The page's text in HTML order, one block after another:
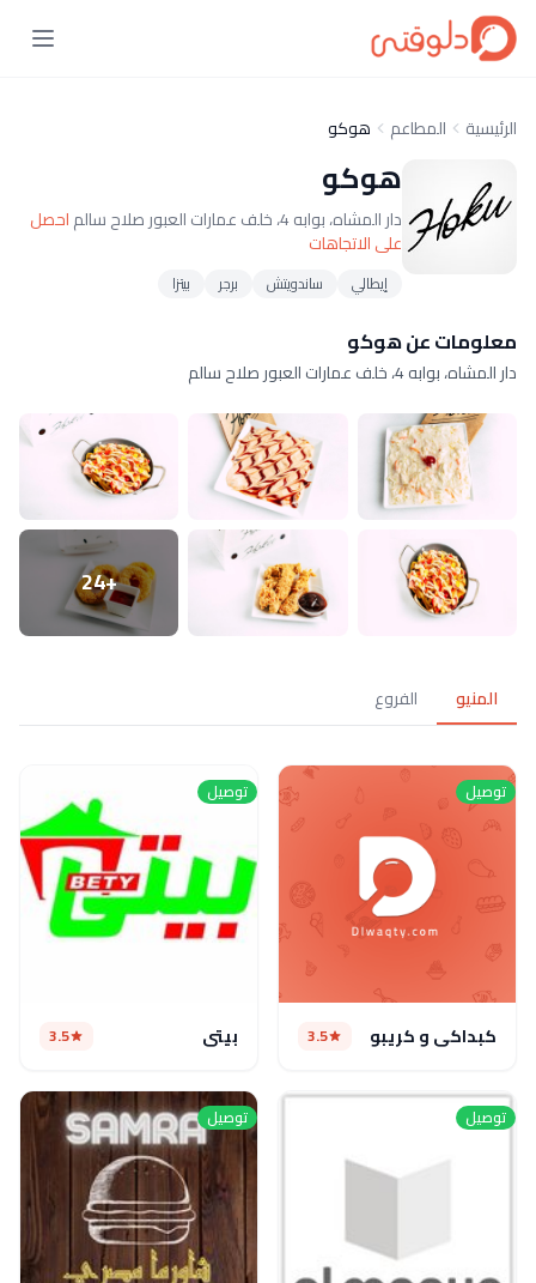
الرئيسية المطاعم هوكو
هوكو
دار المشاه، بوابه 4، خلف عمارات العبور صلاح سالم احصل
على الاتجاهات
إيطالي ساندويتش برجر بيتزا
معلومات عن هوكو
دار المشاه، بوابه 4، خلف عمارات العبور صلاح سالم
+24
المنيو الفروع
توصيل
كبداكى و كريبو 3.5
توصيل
بيتي 3.5
توصيل توصيل